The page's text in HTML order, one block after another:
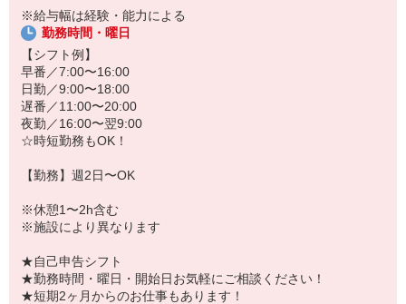
あなたのスキルに合わせて少しずつお仕事をお願いしていきます。
20代・30代・40代・50代・60代、
若手からミドル、中高年（エルダー）、シニア世代まで幅広く活躍
中！
「こんな時だからこそ、しっかり稼いでおきたい！」
「すぐに働けるところはないかな…」
「しっかり稼げるアルバイトを探してる。」
※給与幅は経験・能力による
勤務時間・曜日
【シフト例】
早番／7:00〜16:00
日勤／9:00〜18:00
遅番／11:00〜20:00
夜勤／16:00〜翌9:00
☆時短勤務もOK！
【勤務】週2日〜OK
※休憩1〜2h含む
※施設により異なります
★自己申告シフト
★勤務時間・曜日・開始日お気軽にご相談ください！
★短期2ヶ月からのお仕事もあります！